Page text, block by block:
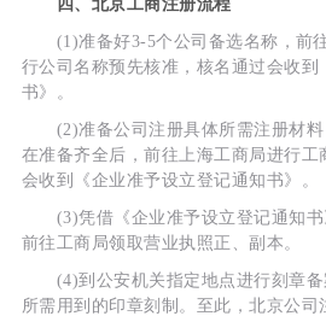
四、北京工商注册流程
(1)准备好3-5个公司备选名称，前
行公司名称预先核准，核名通过会收到
书》。
(2)准备公司注册具体所需注册材料
在准备齐全后，前往上海工商局进行工
会收到《企业准予设立登记通知书》。
(3)凭借《企业准予设立登记通知书
前往工商局领取营业执照正、副本。
(4)到公安机关指定地点进行刻章备
所需用到的印章刻制。至此，北京公司